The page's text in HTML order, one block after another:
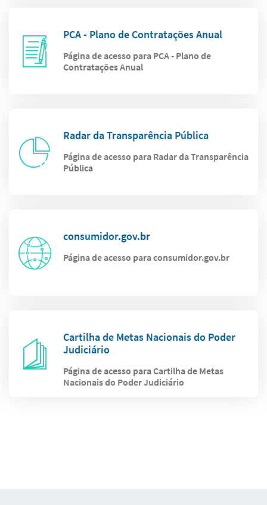
PCA - Plano de Contratações Anual
Página de acesso para PCA - Plano de
Contratações Anual
Radar da Transparência Pública
Página de acesso para Radar da Transparência
Pública
consumidor.gov.br
Página de acesso para consumidor.gov.br
Cartilha de Metas Nacionais do Poder
Judiciário
Página de acesso para Cartilha de Metas
Nacionais do Poder Judiciário